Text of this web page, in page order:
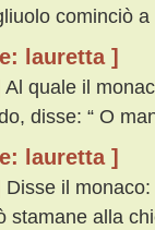
cominciò
lauretta ]
Al quale il
disse: “ O
lauretta ]
Disse il
stamane alla